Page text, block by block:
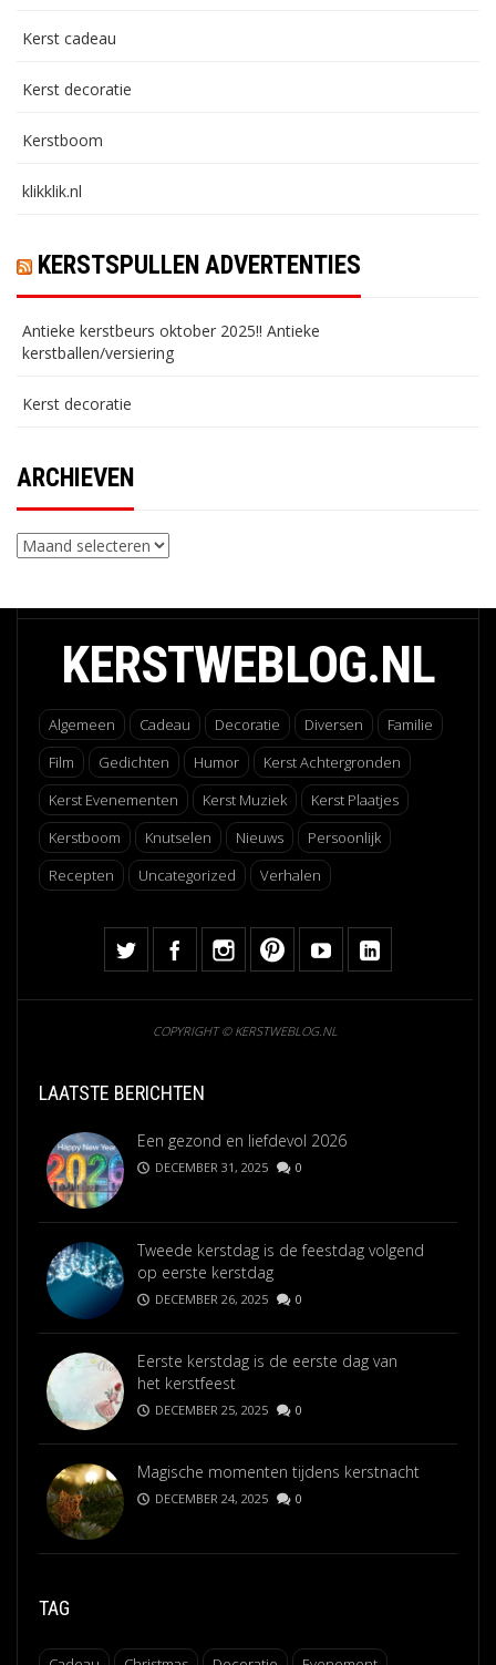
Kerst cadeau
Kerst decoratie
Kerstboom
klikklik.nl
KERSTSPULLEN ADVERTENTIES
Antieke kerstbeurs oktober 2025!! Antieke
kerstballen/versiering
Kerst decoratie
ARCHIEVEN
Archieven
KERSTWEBLOG.NL
Algemeen Cadeau Decoratie Diversen
Familie
Film
Gedichten Humor
Kerst Achtergronden
Kerst Evenementen
Kerst Muziek
Kerst Plaatjes
Kerstboom
Knutselen Nieuws
Persoonlijk
Recepten
Uncategorized Verhalen
COPYRIGHT © KERSTWEBLOG.NL
LAATSTE BERICHTEN
Een gezond en liefdevol 2026
DECEMBER 31, 2025 0
Tweede kerstdag is de feestdag volgend
op eerste kerstdag
DECEMBER 26, 2025 0
Eerste kerstdag is de eerste dag van
het kerstfeest
DECEMBER 25, 2025 0
Magische momenten tijdens kerstnacht
DECEMBER 24, 2025 0
TAG